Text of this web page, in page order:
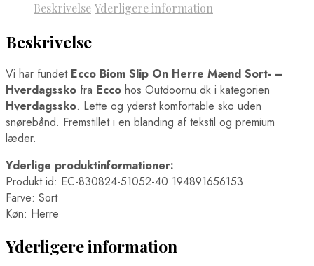
Beskrivelse Yderligere information
Beskrivelse
Vi har fundet Ecco Biom Slip On Herre Mænd Sort- –
Hverdagssko fra Ecco hos Outdoornu.dk i kategorien
Hverdagssko. Lette og yderst komfortable sko uden
snørebånd. Fremstillet i en blanding af tekstil og premium
læder.
Yderlige produktinformationer:
Produkt id: EC-830824-51052-40 194891656153
Farve: Sort
Køn: Herre
Yderligere information